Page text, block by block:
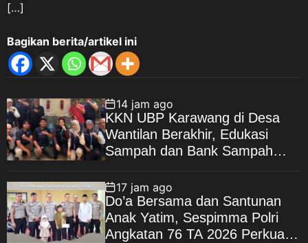
[…]
Bagikan berita/artikel ini
14 jam ago
KKN UBP Karawang di Desa
Wantilan Berakhir, Edukasi
Sampah dan Bank Sampah
17 jam ago
Do’a Bersama dan Santunan
Anak Yatim, Sespimma Polri
Angkatan 76 TA 2026 Perkuat